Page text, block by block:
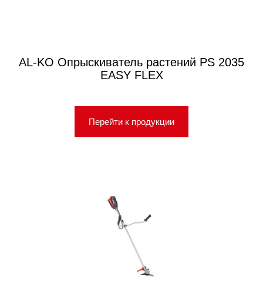
AL-KO Опрыскиватель растений PS 2035
EASY FLEX
Перейти к продукции